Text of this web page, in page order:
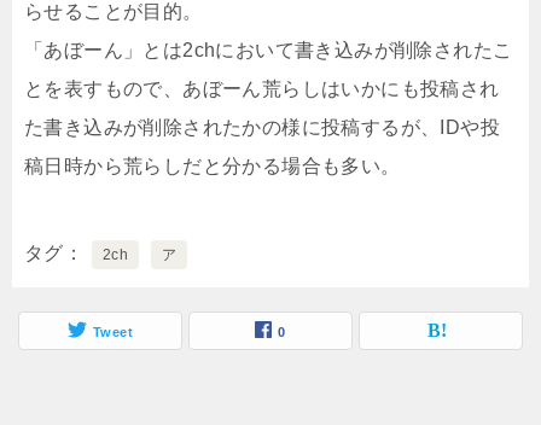
らせることが目的。
「あぼーん」とは2chにおいて書き込みが削除されたこ
とを表すもので、あぼーん荒らしはいかにも投稿され
た書き込みが削除されたかの様に投稿するが、IDや投
稿日時から荒らしだと分かる場合も多い。
タグ 2ch ア
Tweet 0